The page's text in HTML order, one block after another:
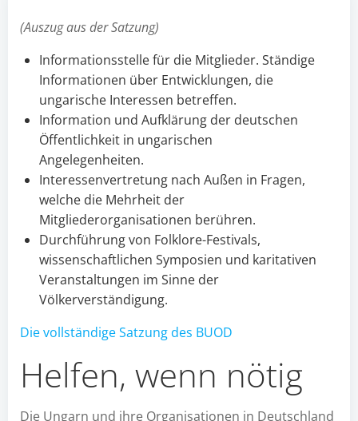
(Auszug aus der Satzung)
Informationsstelle für die Mitglieder. Ständige
Informationen über Entwicklungen, die
ungarische Interessen betreffen.
Information und Aufklärung der deutschen
Öffentlichkeit in ungarischen
Angelegenheiten.
Interessenvertretung nach Außen in Fragen,
welche die Mehrheit der
Mitgliederorganisationen berühren.
Durchführung von Folklore-Festivals,
wissenschaftlichen Symposien und karitativen
Veranstaltungen im Sinne der
Völkerverständigung.
Die vollständige Satzung des BUOD
Helfen, wenn nötig
Die Ungarn und ihre Organisationen in Deutschland